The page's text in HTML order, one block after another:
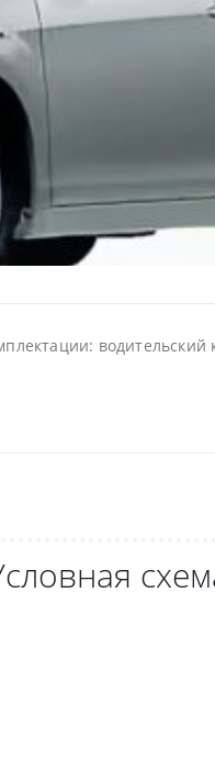
водительский